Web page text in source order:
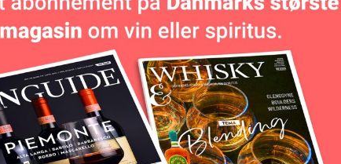
af kalksten, sandsten og skifer.
vådeste klima. Ofte er vinene lettere i stilen
med en del kalk og er ikke specielt
længere fra hinanden. Flere er i de
for Ebrofloden. Det er især kendt for den
de fleste af de større og mere kendte